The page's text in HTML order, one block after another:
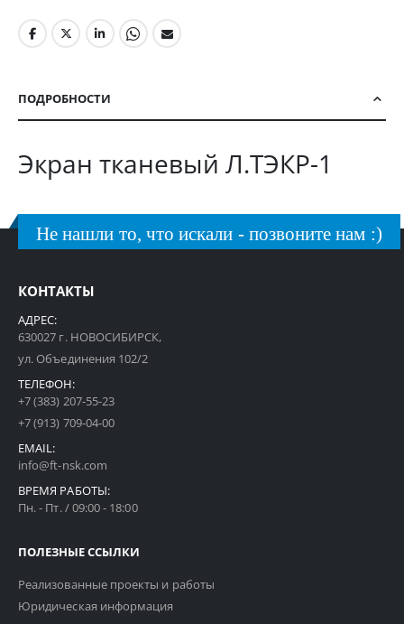
ПОДРОБНОСТИ
Экран тканевый Л.ТЭКР-1
Не нашли то, что искали - позвоните нам :)
КОНТАКТЫ
АДРЕС:
630027 г. НОВОСИБИРСК,
ул. Объединения 102/2
ТЕЛЕФОН:
+7 (383) 207-55-23
+7 (913) 709-04-00
EMAIL:
info@ft-nsk.com
ВРЕМЯ РАБОТЫ:
Пн. - Пт. / 09:00 - 18:00
ПОЛЕЗНЫЕ ССЫЛКИ
Реализованные проекты и работы
Юридическая информация